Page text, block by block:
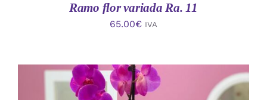
Ramo flor variada Ra. 11
65.00€ IVA